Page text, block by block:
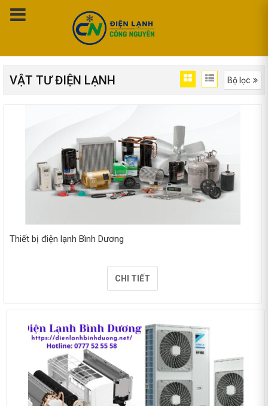
Trang chủ Vật Tư Điện Lạnh
VẬT TƯ ĐIỆN LẠNH Bộ lọc
Thiết bị điện lạnh Bình Dương
CHI TIẾT